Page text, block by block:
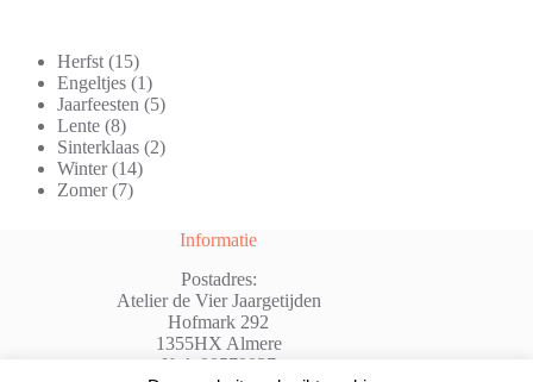
Herfst 1515
producten
Engeltjes 11
product
Jaarfeesten 55
Lente 88
producten
Sinterklaas 22
Winter 1414
Zomer 77
Informatie
Postadres:
Atelier de Vier Jaargetijden
Hofmark 292
1355HX Almere
Kvk:98579037